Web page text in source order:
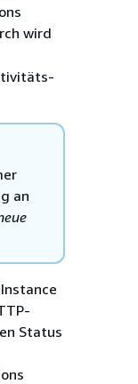
wird
an
Status